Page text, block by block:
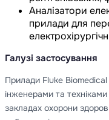
Аналізатори
прилади для
Галузі застосування
Прилади Fluke
інженерами та техніками
закладах охорони